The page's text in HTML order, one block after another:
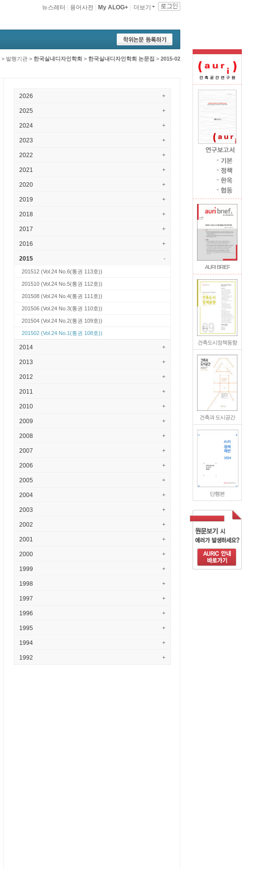
AURI BRIEF
건축도시정책동향
건축과 도시공간
단행본
더보기
My ALOG+
용어사전
뉴스레터
> 발행기관 > 한국실내디자인학회 > 한국실내디자인학회 논문집 > 2015-02
2026 +
2025 +
2024 +
2023 +
2022 +
2021 +
2020 +
2019 +
2018 +
2017 +
2016 +
2015 -
201512 (Vol.24 No.6(통권 113호))
201510 (Vol.24 No.5(통권 112호))
201508 (Vol.24 No.4(통권 111호))
201506 (Vol.24 No.3(통권 110호))
201504 (Vol.24 No.2(통권 109호))
201502 (Vol.24 No.1(통권 108호))
2014 +
2013 +
2012 +
2011 +
2010 +
2009 +
2008 +
2007 +
2006 +
2005 +
2004 +
2003 +
2002 +
2001 +
2000 +
1999 +
1998 +
1997 +
1996 +
1995 +
1994 +
1992 +